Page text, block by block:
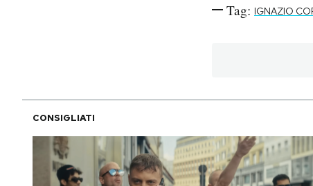
Tag: IGNAZIO
CONSIGLIATI